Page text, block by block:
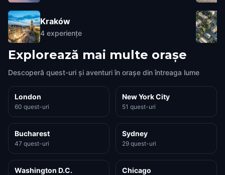
Kraków
4 experiențe
Explorează mai multe orașe
Descoperă quest-uri și aventuri în orașe din întreaga lume
London
60 quest-uri
New York City
51 quest-uri
Bucharest
47 quest-uri
Sydney
29 quest-uri
Washington D.C. Chicago